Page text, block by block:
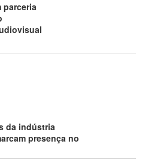
parceria
da indústria
presença no